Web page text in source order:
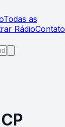
Todas as
RádioContato